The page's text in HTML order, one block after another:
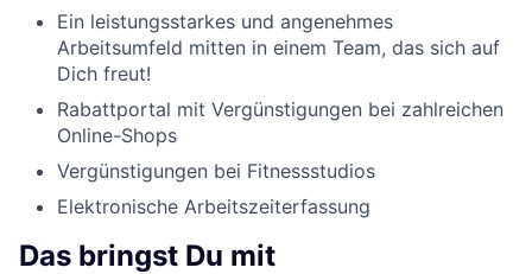
Ein leistungsstarkes und angenehmes
Arbeitsumfeld mitten in einem Team, das sich auf
Dich freut!
Rabattportal mit Vergünstigungen bei zahlreichen
Online-Shops
Vergünstigungen bei Fitnessstudios
Elektronische Arbeitszeiterfassung
Das bringst Du mit